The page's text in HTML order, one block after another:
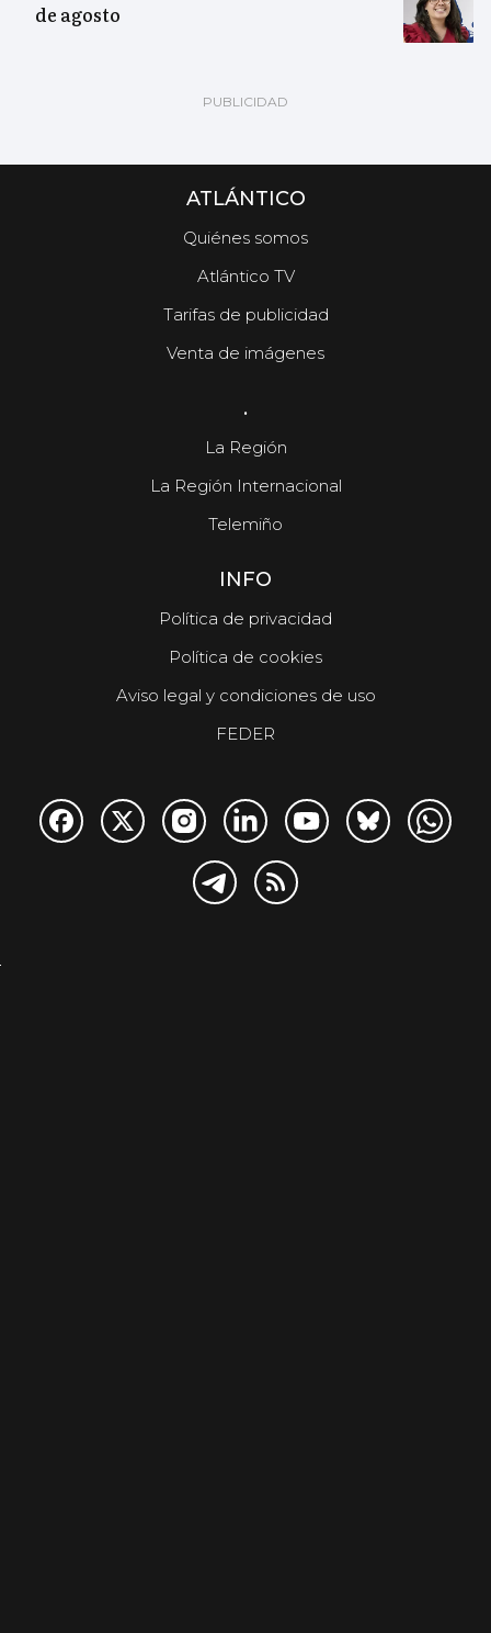
de agosto
ATLÁNTICO
Quiénes somos
Atlántico TV
Tarifas de publicidad
Venta de imágenes
.
La Región
La Región Internacional
Telemiño
INFO
Política de privacidad
Política de cookies
Aviso legal y condiciones de uso
FEDER